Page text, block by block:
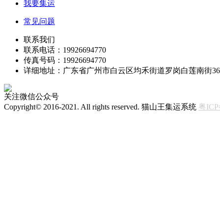
我要集运
常见问题
联系我们
联系电话：19926694770
传真号码：19926694770
详细地址：广东省广州市白云区均禾街道罗岗白莲南街
关注微信公众号
Copyright© 2016-2021. All rights reserved. 猫山王集运系统 粤ICP